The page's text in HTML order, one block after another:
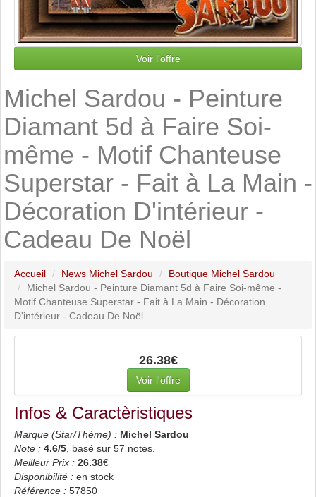
Voir l'offre
Michel Sardou - Peinture
Diamant 5d à Faire Soi-
même - Motif Chanteuse
Superstar - Fait à La Main -
Décoration D'intérieur -
Cadeau De Noël
Accueil News Michel Sardou
Boutique Michel Sardou
Michel Sardou - Peinture Diamant 5d à Faire Soi-même -
Motif Chanteuse Superstar - Fait à La Main - Décoration
D'intérieur - Cadeau De Noël
26.38€
Voir l'offre
Infos & Caractèristiques
Marque (Star/Thème) : Michel Sardou
Note : 4.6/5 , basé sur 57 notes.
Meilleur Prix : 26.38€
Disponibilité : en stock
Référence : 57850